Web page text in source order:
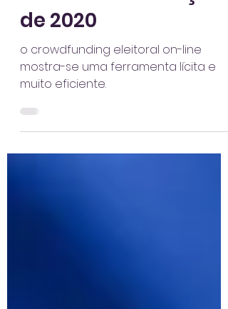
Crowdfunding
eleitoral nas eleições
de 2020
mostra-se uma ferramenta lícita e
muito eficiente.